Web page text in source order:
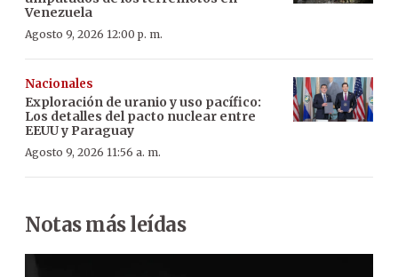
Venezuela
Agosto 9, 2026 12:00 p. m.
Nacionales
Exploración de uranio y uso pacífico:
Los detalles del pacto nuclear entre
EEUU y Paraguay
Agosto 9, 2026 11:56 a. m.
Notas más leídas